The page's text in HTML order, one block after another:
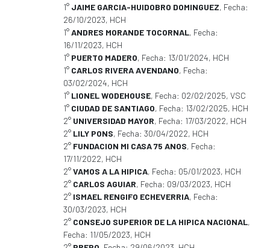
1° JAIME GARCIA-HUIDOBRO DOMINGUEZ, Fecha:
26/10/2023, HCH
1°ANDRES MORANDE TOCORNAL, Fecha:
16/11/2023, HCH
1° PUERTO MADERO, Fecha: 13/01/2024, HCH
1° CARLOS RIVERA AVENDANO, Fecha:
03/02/2024, HCH
1° LIONEL WODEHOUSE, Fecha: 02/02/2025, VSC
1° CIUDAD DE SANTIAGO, Fecha: 13/02/2025, HCH
2° UNIVERSIDAD MAYOR, Fecha: 17/03/2022, HCH
2° LILY PONS, Fecha: 30/04/2022, HCH
2° FUNDACION MI CASA 75 ANOS, Fecha:
17/11/2022, HCH
2°VAMOS A LA HIPICA, Fecha: 05/01/2023, HCH
2° CARLOS AGUIAR, Fecha: 09/03/2023, HCH
2° ISMAEL RENGIFO ECHEVERRIA, Fecha:
30/03/2023, HCH
2° CONSEJO SUPERIOR DE LA HIPICA NACIONAL,
Fecha: 11/05/2023, HCH